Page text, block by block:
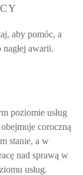
aby pomóc, a
awarii.
poziomie usług
coroczną
stanie, a w
nad sprawą w
usług.